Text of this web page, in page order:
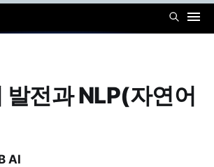
발전과 NLP(자연어
AI